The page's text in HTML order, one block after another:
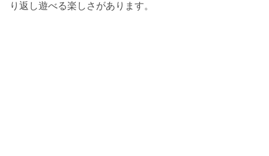
り返し遊べる楽しさがあります。